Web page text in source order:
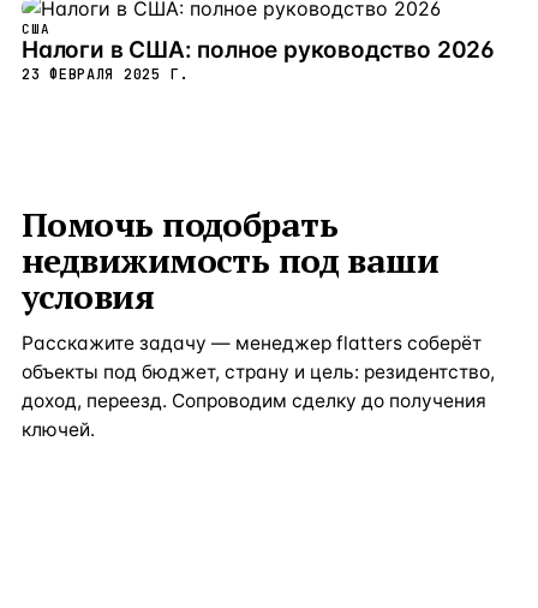
США
Налоги в США: полное руководство 2026
23 ФЕВРАЛЯ 2025 Г.
Помочь подобрать
недвижимость под ваши
условия
Расскажите задачу — менеджер flatters соберёт
объекты под бюджет, страну и цель: резидентство,
доход, переезд. Сопроводим сделку до получения
ключей.